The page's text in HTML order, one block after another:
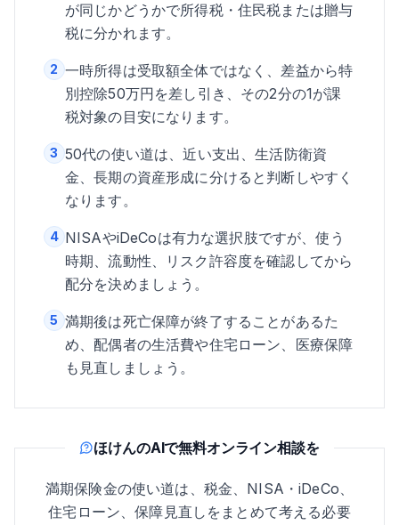
が同じかどうかで所得税・住民税または贈与
税に分かれます。
2 一時所得は受取額全体ではなく、差益から特
別控除50万円を差し引き、その2分の1が課
税対象の目安になります。
3 50代の使い道は、近い支出、生活防衛資
金、長期の資産形成に分けると判断しやすく
なります。
4 NISAやiDeCoは有力な選択肢ですが、使う
時期、流動性、リスク許容度を確認してから
配分を決めましょう。
5 満期後は死亡保障が終了することがあるた
め、配偶者の生活費や住宅ローン、医療保障
も見直しましょう。
ほけんのAIで無料オンライン相談を
満期保険金の使い道は、税金、NISA・iDeCo、
住宅ローン、保障見直しをまとめて考える必要